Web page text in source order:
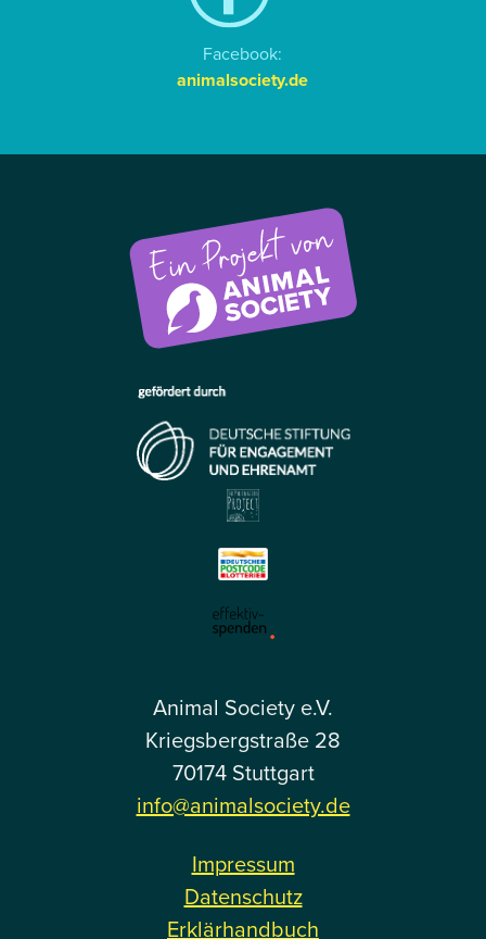
Facebook:
animalsociety.de
Animal Society e.V.
Kriegsbergstraße 28
70174 Stuttgart
info@animalsociety.de
Impressum
Datenschutz
Erklärhandbuch